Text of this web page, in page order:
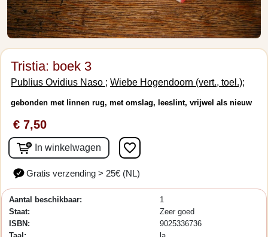
Tristia: boek 3
Publius Ovidius Naso ; Wiebe Hogendoorn (vert., toel.);
gebonden met linnen rug, met omslag, leeslint, vrijwel als nieuw
€ 7,50
In winkelwagen favorite_border
Gratis verzending > 25€ (NL)
Aantal beschikbaar:
1
Staat:
Zeer goed
ISBN:
9025336736